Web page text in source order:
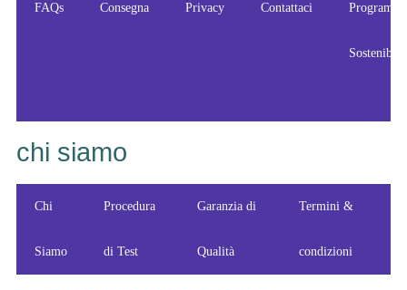
FAQs Consegna Privacy Contattaci
chi siamo
Chi
Siamo
Procedura
di Test
Garanzia di
Qualità
Termini &
condizioni